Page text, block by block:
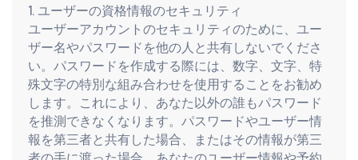
1. ユーザーの資格情報のセキュリティ
ユーザーアカウントのセキュリティのために、ユー
ザー名やパスワードを他の人と共有しないでくださ
い。パスワードを作成する際には、数字、文字、特
殊文字の特別な組み合わせを使用することをお勧め
します。これにより、あなた以外の誰もパスワード
を推測できなくなります。パスワードやユーザー情
報を第三者と共有した場合、またはその情報が第三